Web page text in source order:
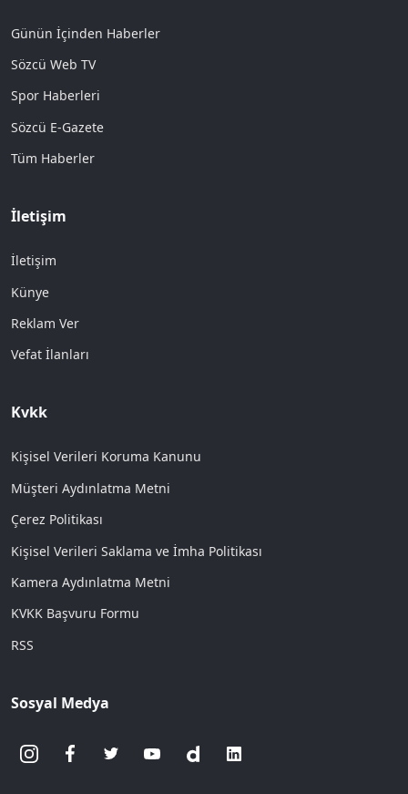
Günün İçinden Haberler
Sözcü Web TV
Spor Haberleri
Sözcü E-Gazete
Tüm Haberler
İletişim
İletişim
Künye
Reklam Ver
Vefat İlanları
Kvkk
Kişisel Verileri Koruma Kanunu
Müşteri Aydınlatma Metni
Çerez Politikası
Kişisel Verileri Saklama ve İmha Politikası
Kamera Aydınlatma Metni
KVKK Başvuru Formu
RSS
Sosyal Medya